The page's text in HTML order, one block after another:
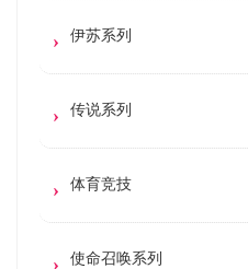
伊苏系列
传说系列
体育竞技
使命召唤系列